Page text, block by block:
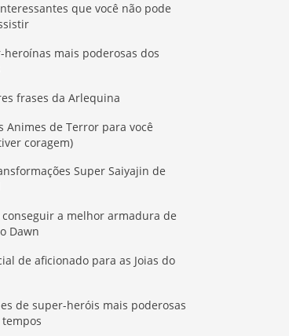
que você não pode
heroínas mais poderosas dos
frases da Arlequina
Animes de Terror para você
coragem)
Super Saiyajin de
conseguir a melhor armadura de
Dawn
de aficionado para as Joias do
de super-heróis mais poderosas